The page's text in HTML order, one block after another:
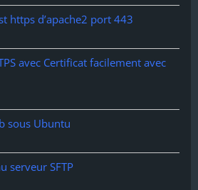
https d’apache2 port 443
avec Certificat facilement avec
sous Ubuntu
serveur SFTP